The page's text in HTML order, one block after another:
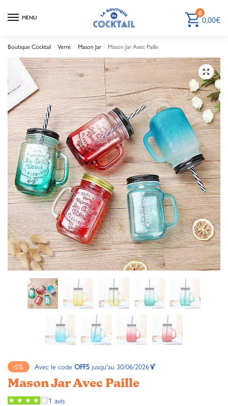
MENU 0
0,00€
Boutique Cocktail / Verre / Mason Jar / Mason Jar Avec Paille
🔍
-5% Avec le code OFF5 jusqu'au 30/06/2026🍹
Mason Jar Avec Paille
1 avis